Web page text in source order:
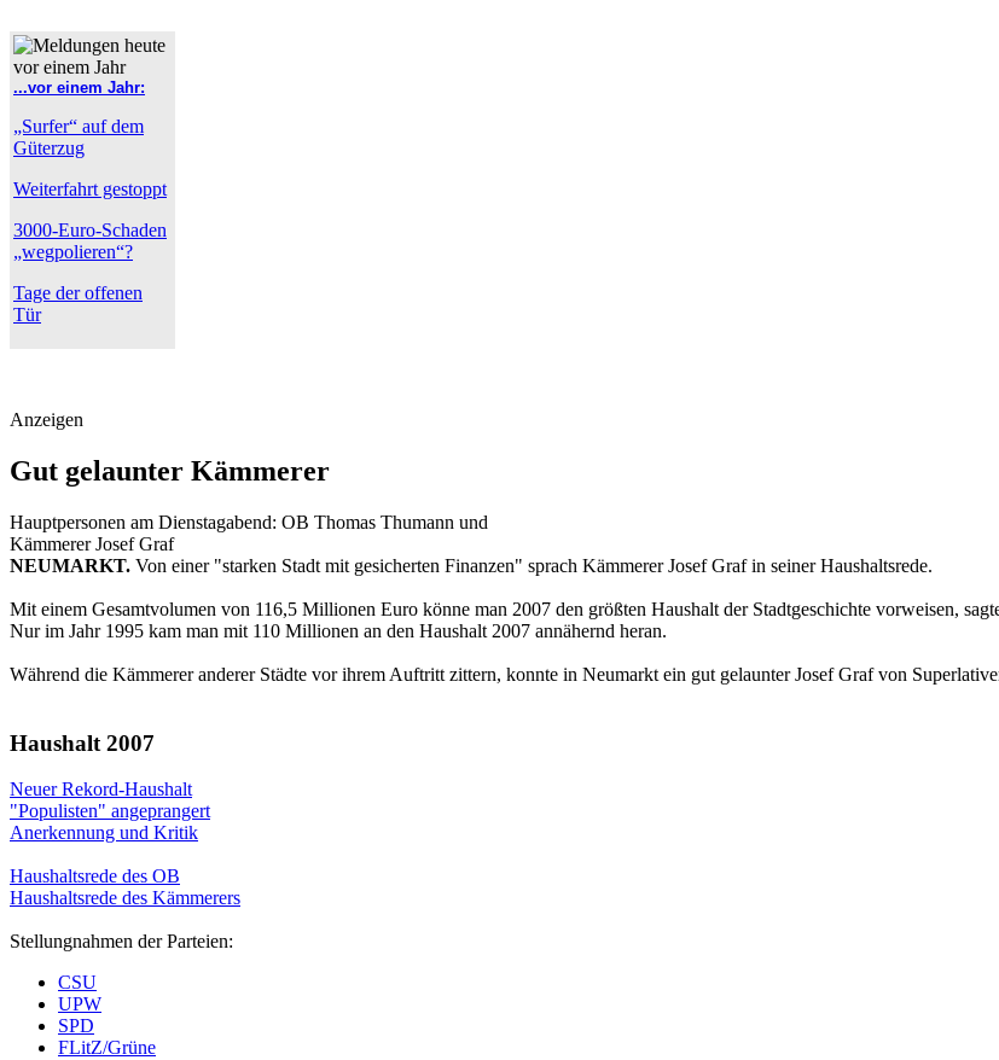
...vor einem Jahr:
„Surfer“ auf dem
Güterzug
Weiterfahrt gestoppt
3000-Euro-Schaden
„wegpolieren“?
Tage der offenen
Tür
Anzeigen
Gut gelaunter Kämmerer
Hauptpersonen am Dienstagabend: OB Thomas Thumann und
Kämmerer Josef Graf
NEUMARKT. Von einer "starken Stadt mit gesicherten Finanzen" sprach Kämmerer Josef Graf in seiner Haushaltsrede.
Mit einem Gesamtvolumen von 116,5 Millionen Euro könne man 2007 den größten Haushalt der Stadtgeschichte vorweisen,
Nur im Jahr 1995 kam man mit 110 Millionen an den Haushalt 2007 annähernd heran.
Während die Kämmerer anderer Städte vor ihrem Auftritt zittern, konnte in Neumarkt ein gut gelaunter Josef Graf von
Haushalt 2007
Neuer Rekord-Haushalt
"Populisten" angeprangert
Anerkennung und Kritik
Haushaltsrede des OB
Haushaltsrede des Kämmerers
Stellungnahmen der Parteien:
CSU
UPW
SPD
FLitZ/Grüne